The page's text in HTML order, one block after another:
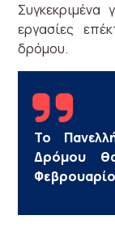
εργασίες
δρόμου.
Το
Δρόμου